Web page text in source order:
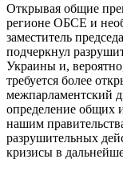
Открывая общие
регионе ОБСЕ и
заместитель
подчеркнул
Украины и,
требуется более
межпарламентский
определение общих
нашим
разрушительных
кризисы в